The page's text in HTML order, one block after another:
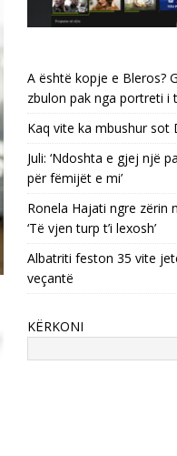
A është kopje e Bleros?
zbulon pak nga portreti i
Kaq vite ka mbushur sot
Juli: ‘Ndoshta e gjej një
për fëmijët e mi’
Ronela Hajati ngre zërin
‘Të vjen turp t’i lexosh’
Albatriti feston 35 vite
veçantë
KËRKONI